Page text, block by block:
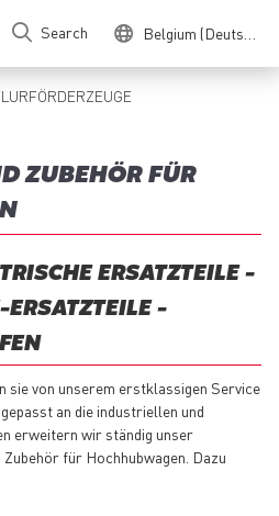
Search Belgium (Deutsch)
ZUBEHÖR FÜR
ERSATZTEILE -
ERSATZTEILE -
sie von unserem erstklassigen Service
an die industriellen und
erweitern wir ständig unser
für Hochhubwagen. Dazu